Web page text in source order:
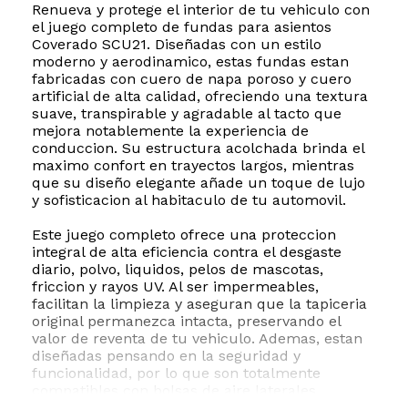
Renueva y protege el interior de tu vehiculo con
el juego completo de fundas para asientos
Coverado SCU21. Diseñadas con un estilo
moderno y aerodinamico, estas fundas estan
fabricadas con cuero de napa poroso y cuero
artificial de alta calidad, ofreciendo una textura
suave, transpirable y agradable al tacto que
mejora notablemente la experiencia de
conduccion. Su estructura acolchada brinda el
maximo confort en trayectos largos, mientras
que su diseño elegante añade un toque de lujo
y sofisticacion al habitaculo de tu automovil.
Este juego completo ofrece una proteccion
integral de alta eficiencia contra el desgaste
diario, polvo, liquidos, pelos de mascotas,
friccion y rayos UV. Al ser impermeables,
facilitan la limpieza y aseguran que la tapiceria
original permanezca intacta, preservando el
valor de reventa de tu vehiculo. Ademas, estan
diseñadas pensando en la seguridad y
funcionalidad, por lo que son totalmente